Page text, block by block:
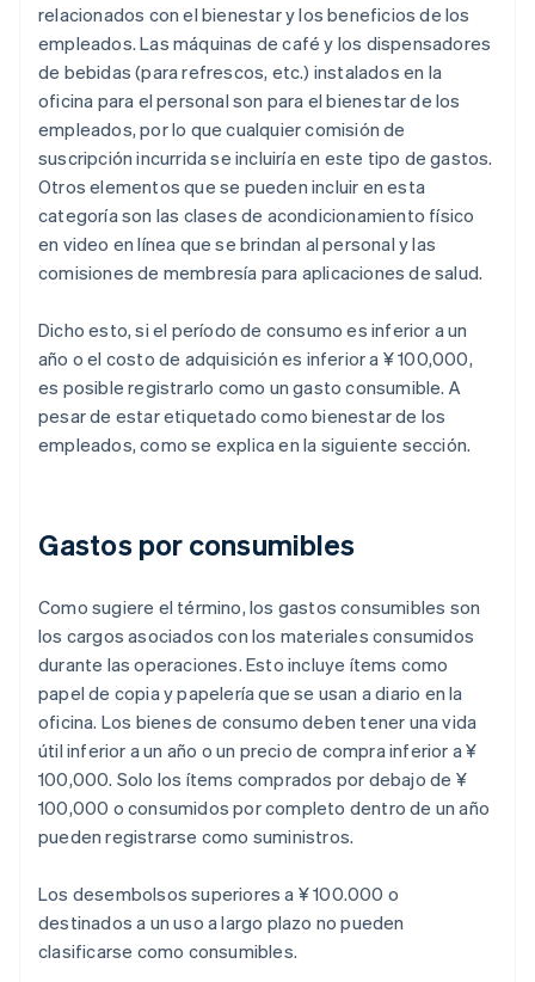
relacionados con el bienestar y los beneficios de los
empleados. Las máquinas de café y los dispensadores
de bebidas (para refrescos, etc.) instalados en la
oficina para el personal son para el bienestar de los
empleados, por lo que cualquier comisión de
suscripción incurrida se incluiría en este tipo de gastos.
Otros elementos que se pueden incluir en esta
categoría son las clases de acondicionamiento físico
en video en línea que se brindan al personal y las
comisiones de membresía para aplicaciones de salud.
Dicho esto, si el período de consumo es inferior a un
año o el costo de adquisición es inferior a ¥ 100,000,
es posible registrarlo como un gasto consumible. A
pesar de estar etiquetado como bienestar de los
empleados, como se explica en la siguiente sección.
Gastos por consumibles
Como sugiere el término, los gastos consumibles son
los cargos asociados con los materiales consumidos
durante las operaciones. Esto incluye ítems como
papel de copia y papelería que se usan a diario en la
oficina. Los bienes de consumo deben tener una vida
útil inferior a un año o un precio de compra inferior a ¥
100,000. Solo los ítems comprados por debajo de ¥
100,000 o consumidos por completo dentro de un año
pueden registrarse como suministros.
Los desembolsos superiores a ¥ 100.000 o
destinados a un uso a largo plazo no pueden
clasificarse como consumibles.